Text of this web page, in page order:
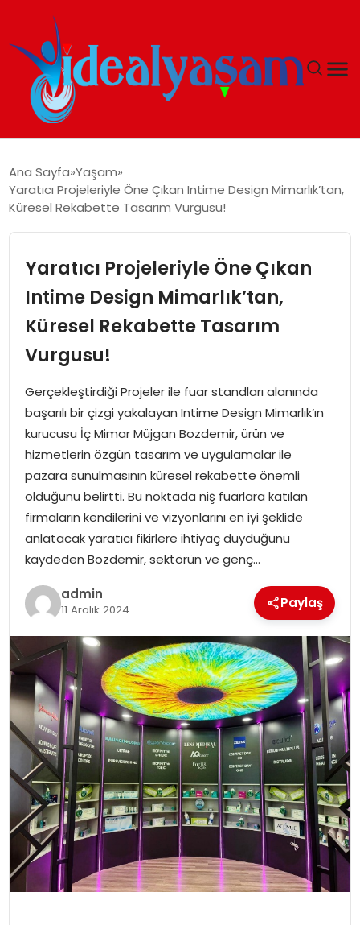
GÜNDEM
İDEAL SPOR
YAŞAM
MAGAZIN
SAĞLIK
SOSYAL HABER
Ana Sayfa Yaşam
Yaratıcı Projeleriyle Öne Çıkan Intime Design Mimarlık’tan,
Küresel Rekabette Tasarım Vurgusu!
Yaratıcı Projeleriyle Öne Çıkan
Intime Design Mimarlık’tan,
Küresel Rekabette Tasarım
Vurgusu!
Gerçekleştirdiği Projeler ile fuar standları alanında
başarılı bir çizgi yakalayan Intime Design Mimarlık’ın
kurucusu İç Mimar Müjgan Bozdemir, ürün ve
hizmetlerin özgün tasarım ve uygulamalar ile
pazara sunulmasının küresel rekabette önemli
olduğunu belirtti. Bu noktada niş fuarlara katılan
firmaların kendilerini ve vizyonlarını en iyi şeklide
anlatacak yaratıcı fikirlere ihtiyaç duyduğunu
kaydeden Bozdemir, sektörün ve genç…
admin
11 Aralık 2024 Paylaş